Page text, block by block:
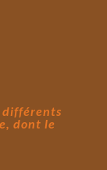
différents
dont le